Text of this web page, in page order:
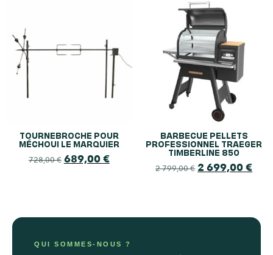
TOURNEBROCHE POUR
MÉCHOUI LE MARQUIER
728,00€ 689,00€
BARBECUE PELLETS
PROFESSIONNEL TRAEGER
TIMBERLINE 850
2 799,00€ 2 699,00€
QUI SOMMES-NOUS ?